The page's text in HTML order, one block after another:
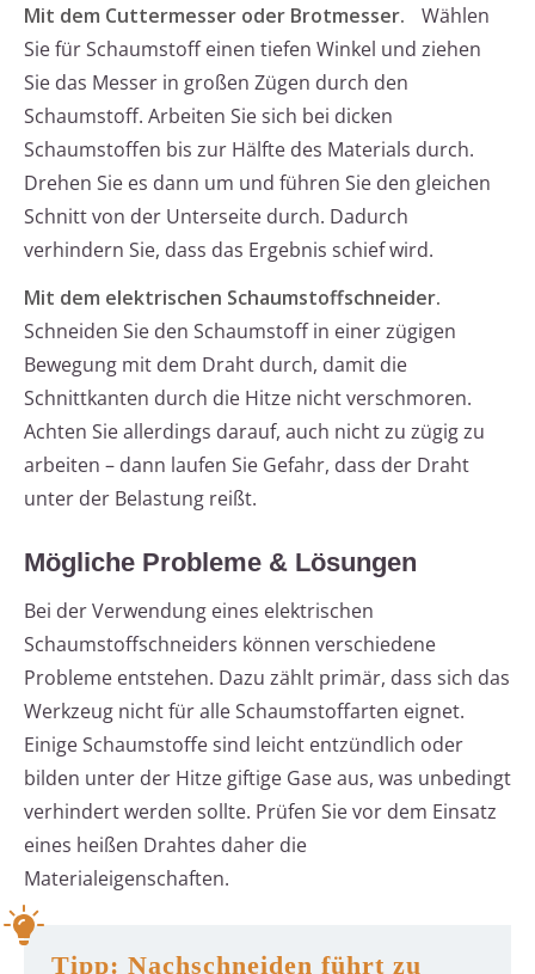
Mit dem Cuttermesser oder Brotmesser.
Wählen
Sie für Schaumstoff einen tiefen Winkel und ziehen
Sie das Messer in großen Zügen durch den
Schaumstoff. Arbeiten Sie sich bei dicken
Schaumstoffen bis zur Hälfte des Materials durch.
Drehen Sie es dann um und führen Sie den gleichen
Schnitt von der Unterseite durch. Dadurch
verhindern Sie, dass das Ergebnis schief wird.
Mit dem elektrischen Schaumstoffschneider.
Schneiden Sie den Schaumstoff in einer zügigen
Bewegung mit dem Draht durch, damit die
Schnittkanten durch die Hitze nicht verschmoren.
Achten Sie allerdings darauf, auch nicht zu zügig zu
arbeiten – dann laufen Sie Gefahr, dass der Draht
unter der Belastung reißt.
Mögliche Probleme & Lösungen
Bei der Verwendung eines elektrischen
Schaumstoffschneiders können verschiedene
Probleme entstehen. Dazu zählt primär, dass sich das
Werkzeug nicht für alle Schaumstoffarten eignet.
Einige Schaumstoffe sind leicht entzündlich oder
bilden unter der Hitze giftige Gase aus, was unbedingt
verhindert werden sollte. Prüfen Sie vor dem Einsatz
eines heißen Drahtes daher die
Materialeigenschaften.
Tipp: Nachschneiden führt zu